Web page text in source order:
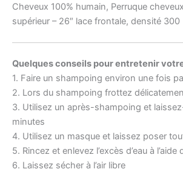
Cheveux 100% humain, Perruque
supérieur – 26″ lace frontale, densité 300
Quelques conseils pour entretenir
1. Faire un shampoing environ une fois
2. Lors du shampoing frottez
3. Utilisez un après-shampoing et
minutes
4. Utilisez un masque et laissez poser
5. Rincez et enlevez l’excès d’eau à l’aide
6. Laissez sécher à l’air libre